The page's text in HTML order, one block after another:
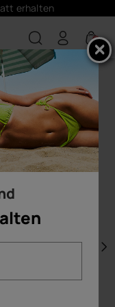
erhalten
0